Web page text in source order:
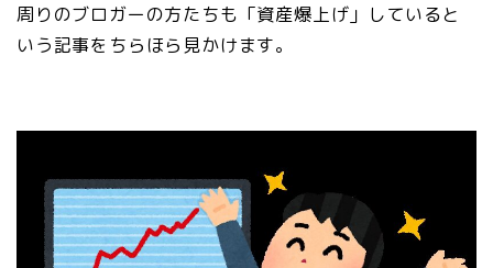
周りのブロガーの方たちも「資産爆上げ」していると
いう記事をちらほら見かけます。